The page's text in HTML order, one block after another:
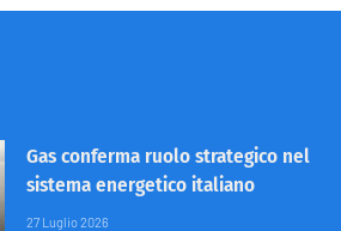
Gas conferma ruolo strategico nel
sistema energetico italiano
27 Luglio 2026